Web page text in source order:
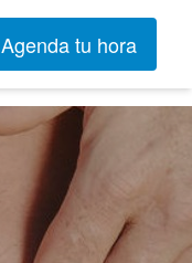
Agenda tu hora